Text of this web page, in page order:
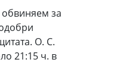
за
О. С.
21:15 ч. в